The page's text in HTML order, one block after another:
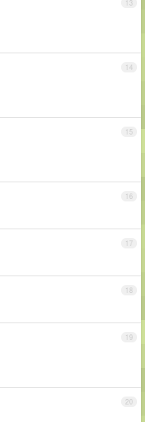
13
14
15
16
17
18
19
20